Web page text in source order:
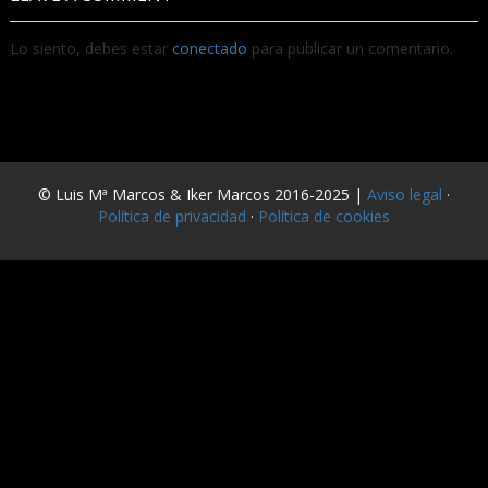
Lo siento, debes estar conectado para publicar un comentario.
© Luis Mª Marcos & Iker Marcos 2016-2025 | Aviso legal ·
Política de privacidad · Política de cookies